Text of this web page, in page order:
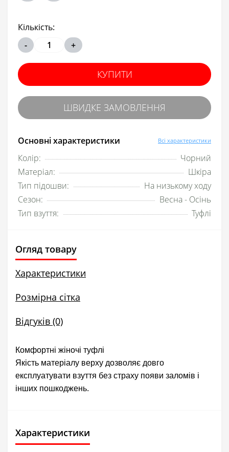
Основні характеристики Всі характеристики
Колір:
Чорний
Матеріал:
Шкіра
Тип підошви:
На низькому ходу
Сезон:
Весна - Осінь
Тип взуття:
Туфлі
Кількість:
-
+
КУПИТИ
ШВИДКЕ ЗАМОВЛЕННЯ
Огляд товару
Характеристики
Розмірна сітка
Відгуків (0)
Комфортні жіночі туфлі
Якість матеріалу верху дозволяє довго
експлуатувати взуття без страху появи заломів і
інших пошкоджень.
Характеристики